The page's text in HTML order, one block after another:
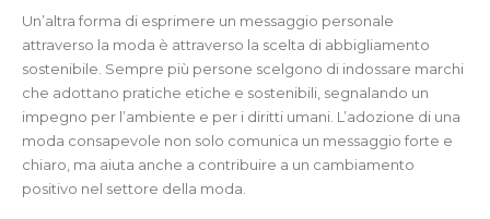
Un’altra forma di esprimere un messaggio personale
attraverso la moda è attraverso la scelta di abbigliamento
sostenibile. Sempre più persone scelgono di indossare marchi
che adottano pratiche etiche e sostenibili, segnalando un
impegno per l’ambiente e per i diritti umani. L’adozione di una
moda consapevole non solo comunica un messaggio forte e
chiaro, ma aiuta anche a contribuire a un cambiamento
positivo nel settore della moda.